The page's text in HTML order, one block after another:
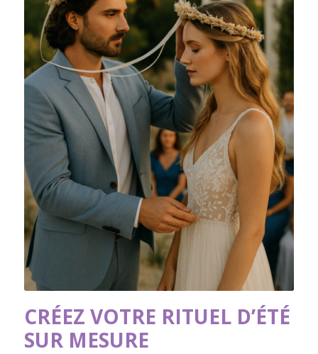
CRÉEZ VOTRE RITUEL D’ÉTÉ
SUR MESURE